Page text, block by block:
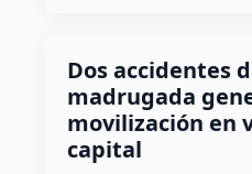
Dos accidentes
madrugada
movilización en
capital